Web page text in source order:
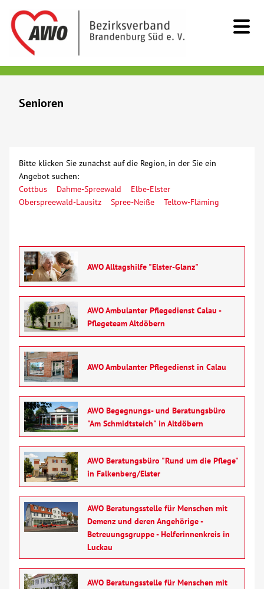
Kurzzeitpflege
Tagespflege
Verhinderungspflege
Vollstationäre Pflege
Wohnen mit Service
Wohngruppen
Menschen mit Behinderung
Beratung & Hilfe
Begegnung
Bildung
Veranstaltungen
Senioren
Bitte klicken Sie zunächst auf die Region, in der Sie ein
Angebot suchen:
Cottbus
Dahme-Spreewald
Elbe-Elster
Oberspreewald-Lausitz
Spree-Neiße Teltow-Fläming
AWO Alltagshilfe "Elster-Glanz"
AWO Ambulanter Pflegedienst Calau -
Pflegeteam Altdöbern
AWO Ambulanter Pflegedienst in Calau
AWO Begegnungs- und Beratungsbüro
"Am Schmidtsteich" in Altdöbern
AWO Beratungsbüro "Rund um die Pflege"
in Falkenberg/Elster
AWO Beratungsstelle für Menschen mit
Demenz und deren Angehörige -
Betreuungsgruppe - Helferinnenkreis in
Luckau
AWO Beratungsstelle für Menschen mit